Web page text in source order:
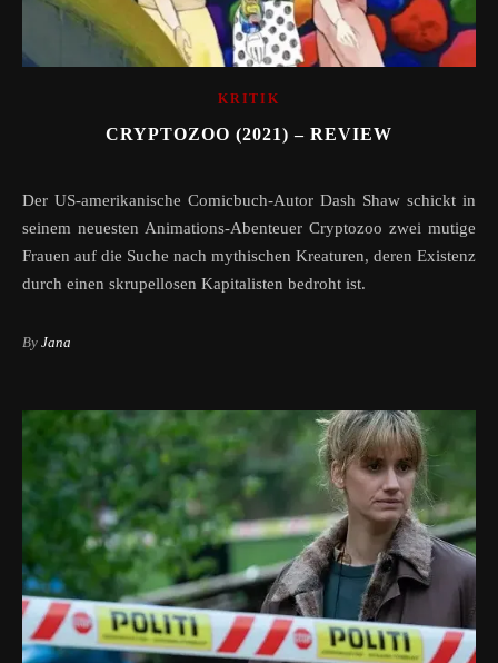
KRITIK
CRYPTOZOO (2021) – REVIEW
Der US-amerikanische Comicbuch-Autor Dash Shaw schickt in
seinem neuesten Animations-Abenteuer Cryptozoo zwei mutige
Frauen auf die Suche nach mythischen Kreaturen, deren Existenz
durch einen skrupellosen Kapitalisten bedroht ist.
By Jana